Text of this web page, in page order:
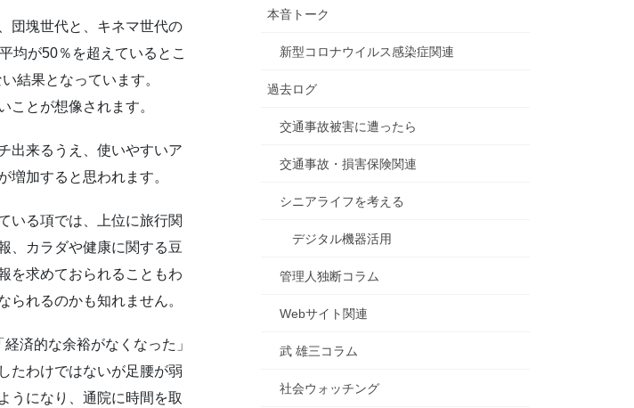
団塊世代と、キネマ世代の
均が50％を超えているとこ
結果となっています。
ことが想像されます。
出来るうえ、使いやすいア
増加すると思われます。
いる項では、上位に旅行関
、カラダや健康に関する豆
を求めておられることもわ
れるのかも知れません。
済的な余裕がなくなった」
たわけではないが足腰が弱
うになり、通院に時間を取
本音トーク
新型コロナウイルス感染症関連
過去ログ
交通事故被害に遭ったら
交通事故・損害保険関連
シニアライフを考える
デジタル機器活用
管理人独断コラム
Webサイト関連
武 雄三コラム
社会ウォッチング